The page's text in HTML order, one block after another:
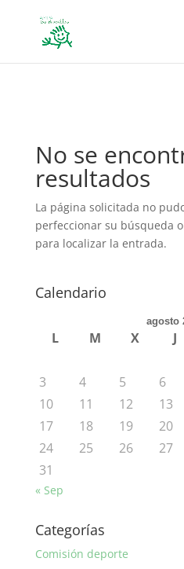
No se
resultados
La página solicitada no
perfeccionar su búsqueda
para localizar la entrada.
Calendario
agosto
L M X J
3
4 5 6
10
11 12 13
17
18 19 20
24
25 26 27
31
« Sep
Categorías
Comisión deporte